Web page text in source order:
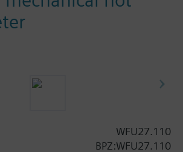
WFU27.110
BPZ:WFU27.110